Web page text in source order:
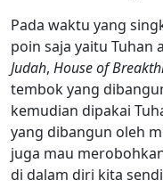
Pada waktu yang
poin saja yaitu Tuhan
Judah, House of
tembok yang
kemudian dipakai
yang dibangun oleh
juga mau
di dalam diri kita